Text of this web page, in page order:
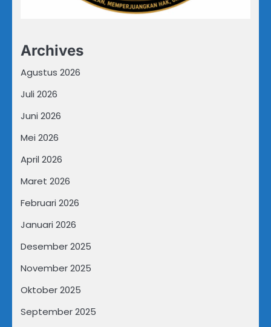
Archives
Agustus 2026
Juli 2026
Juni 2026
Mei 2026
April 2026
Maret 2026
Februari 2026
Januari 2026
Desember 2025
November 2025
Oktober 2025
September 2025